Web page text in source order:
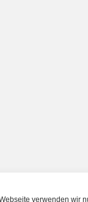
verwenden wir